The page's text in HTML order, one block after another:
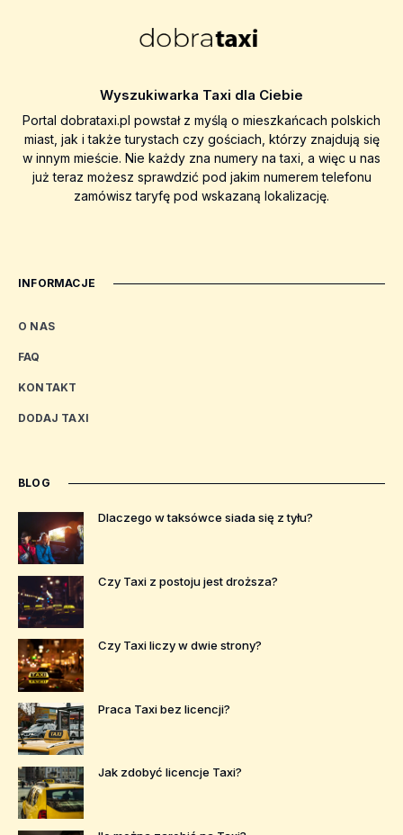
Wyszukiwarka Taxi dla Ciebie
Portal dobrataxi.pl powstał z myślą o mieszkańcach polskich
miast, jak i także turystach czy gościach, którzy znajdują się
w innym mieście. Nie każdy zna numery na taxi, a więc u nas
już teraz możesz sprawdzić pod jakim numerem telefonu
zamówisz taryfę pod wskazaną lokalizację.
INFORMACJE
O NAS
FAQ
KONTAKT
DODAJ TAXI
BLOG
Dlaczego w taksówce siada się z tyłu?
Czy Taxi z postoju jest droższa?
Czy Taxi liczy w dwie strony?
Praca Taxi bez licencji?
Jak zdobyć licencje Taxi?